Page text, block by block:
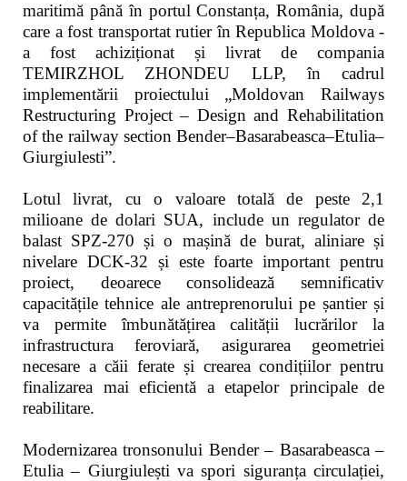
maritimă până în portul Constanța, România, după
care a fost transportat rutier în Republica Moldova -
a fost achiziționat și livrat de compania
TEMIRZHOL ZHONDEU LLP, în cadrul
implementării proiectului „Moldovan Railways
Restructuring Project – Design and Rehabilitation
of the railway section Bender–Basarabeasca–Etulia–
Giurgiulesti”.
Lotul livrat, cu o valoare totală de peste 2,1
milioane de dolari SUA, include un regulator de
balast SPZ-270 și o mașină de burat, aliniare și
nivelare DCK-32 și este foarte important pentru
proiect, deoarece consolidează semnificativ
capacitățile tehnice ale antreprenorului pe șantier și
va permite îmbunătățirea calității lucrărilor la
infrastructura feroviară, asigurarea geometriei
necesare a căii ferate și crearea condițiilor pentru
finalizarea mai eficientă a etapelor principale de
reabilitare.
Modernizarea tronsonului Bender – Basarabeasca –
Etulia – Giurgiulești va spori siguranța circulației,